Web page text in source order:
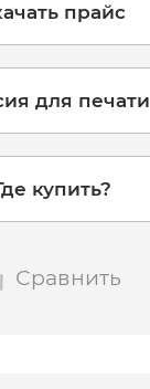
прайс
для печати
купить?
Сравнить